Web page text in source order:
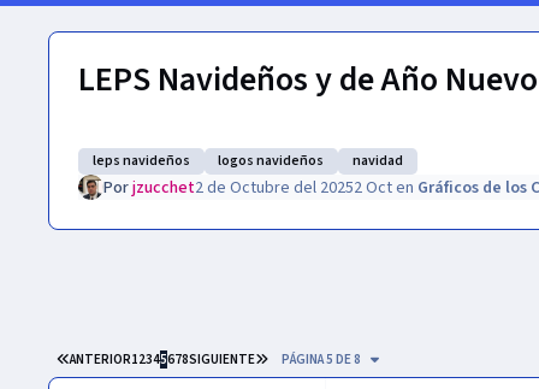
LEPS Navideños y de Año
leps navideños logos navideños navidad
Porjzucchet2 de Octubre del 20252 Octen Gráficos de los
PRIMERA PÁGINA
ANTERIOR12345678SIGUIENTE ÚLTIMA PÁGINA
PÁGINA 5 DE 8